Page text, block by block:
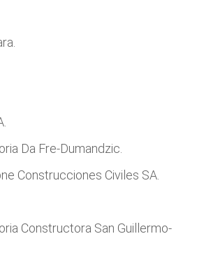
Da Fre-Dumandzic.
Construcciones Civiles SA.
Constructora San Guillermo-